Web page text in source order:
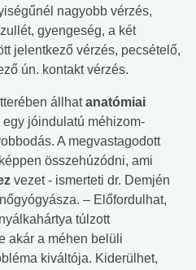
nagyobb vérzés,
gyengeség, a két
jelentkező vérzés, pecsételő,
ún. kontakt vérzés.
állhatanatómiai
egy jóindulatú méhizom-
A megvastagodott
összehúzódni, ami
vezet - ismerteti dr. Demjén
– Előfordulhat,
túlzott
akár a méhen belüli
kiváltója. Kiderülhet,